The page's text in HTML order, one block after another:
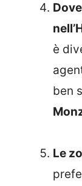
è
ben
Le